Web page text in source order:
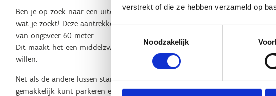
verstrekt of die ze hebben verzameld op
Noodzakelijk
Ben je op zoek naar een uitdagende hardlooproute? De Blauwe Lus van
wat je zoekt! Deze aantrekkelijke route biedt een gevarieerd parcours met
van ongeveer 60 meter.
Dit maakt het een middelzware tot zware route, perfect voor lopers die een
willen.
Net als de andere lussen start en eindigt deze route aan de sporthal van
gemakkelijk kunt parkeren en gebruik kunt maken van de beschikbare